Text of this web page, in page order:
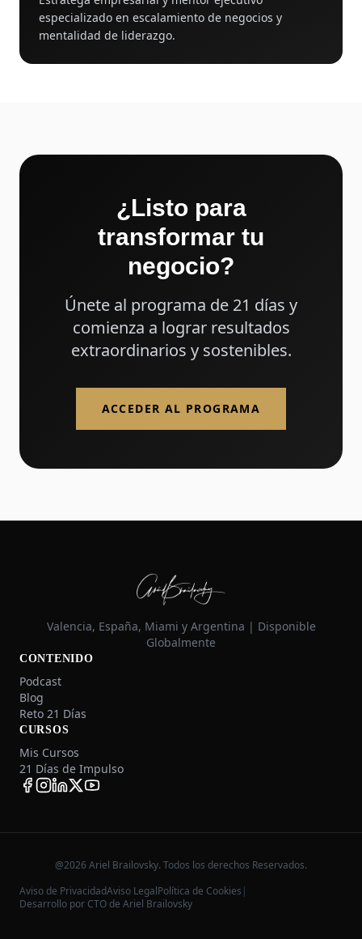
especializado en escalamiento de negocios y
mentalidad de liderazgo.
¿Listo para
transformar tu
negocio?
Únete al programa de 21 días y
comienza a lograr resultados
extraordinarios y sostenibles.
ACCEDER AL PROGRAMA
Valencia, España, Miami y Argentina | Disponible
Globalmente
CONTENIDO
Podcast
Blog
Reto 21 Días
CURSOS
Mis Cursos
21 Días de Impulso
@2026 Ariel Brailovsky. Todos los derechos Reservados.
Aviso de PrivacidadAviso LegalPolítica de Cookies |
Desarrollo por CTO de Ariel Brailovsky